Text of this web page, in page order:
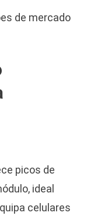
de mercado
picos de
ideal
celulares